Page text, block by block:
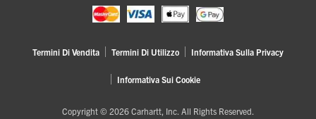
Termini Di Vendita Termini Di Utilizzo Informativa Sulla Privacy
Informativa Sui Cookie
Copyright © 2026 Carhartt, Inc. All Rights Reserved.